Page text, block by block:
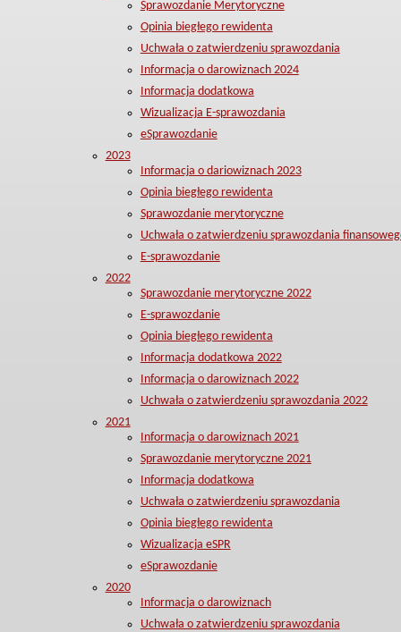
Sprawozdanie Merytoryczne
Opinia biegłego rewidenta
Uchwała o zatwierdzeniu sprawozdania
Informacja o darowiznach 2024
Informacja dodatkowa
Wizualizacja E-sprawozdania
eSprawozdanie
2023
Informacja o dariowiznach 2023
Opinia biegłego rewidenta
Sprawozdanie merytoryczne
Uchwała o zatwierdzeniu sprawozdania
E-sprawozdanie
2022
Sprawozdanie merytoryczne 2022
E-sprawozdanie
Opinia biegłego rewidenta
Informacja dodatkowa 2022
Informacja o darowiznach 2022
Uchwała o zatwierdzeniu sprawozdania 2022
2021
Informacja o darowiznach 2021
Sprawozdanie merytoryczne 2021
Informacja dodatkowa
Uchwała o zatwierdzeniu sprawozdania
Opinia biegłego rewidenta
Wizualizacja eSPR
eSprawozdanie
2020
Informacja o darowiznach
Uchwała o zatwierdzeniu sprawozdania